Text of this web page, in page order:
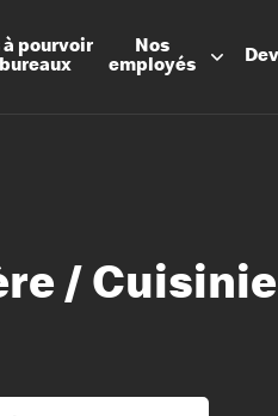
à pourvoir
Nos
employés
/